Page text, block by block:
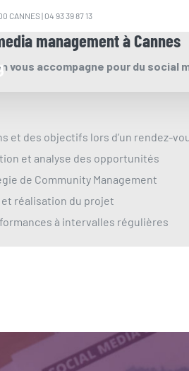
CANNES | 04 93 39 87 13
management à Cannes
vous accompagne pour du social
et des objectifs lors d’un rendez-
et analyse des opportunités
de Community Management
réalisation du projet
à intervalles régulières